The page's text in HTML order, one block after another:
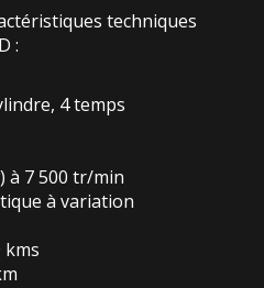
techniques
:
4 temps
à 7 500 tr/min
à variation
kms